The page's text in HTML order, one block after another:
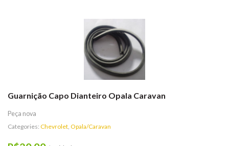
Guarnição Capo Dianteiro Opala Caravan
Peça nova
Categories: Chevrolet, Opala/Caravan